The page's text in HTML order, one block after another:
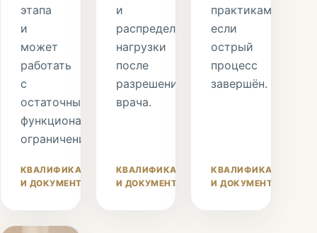
этапа
и
может
работать
с
остаточными
функциональными
ограничениями.
КВАЛИФИКАЦИЯ
И ДОКУМЕНТЫ
и
распределение
нагрузки
после
разрешения
врача.
КВАЛИФИКАЦИЯ
И ДОКУМЕНТЫ
практиками,
если
острый
процесс
завершён.
КВАЛИФИКАЦИЯ
И ДОКУМЕНТЫ